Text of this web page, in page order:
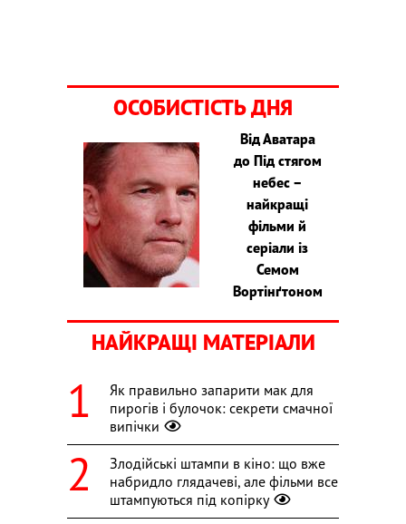
ОСОБИСТІСТЬ ДНЯ
Від Аватара
до Під стягом
небес –
найкращі
фільми й
серіали із
Семом
Вортінґтоном
НАЙКРАЩІ МАТЕРІАЛИ
Як правильно запарити мак для
пирогів і булочок: секрети смачної
випічки
Злодійські штампи в кіно: що вже
набридло глядачеві, але фільми все
штампуються під копірку